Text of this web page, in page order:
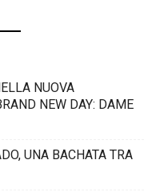
NUOVA
NEW DAY: DAME
UNA BACHATA TRA